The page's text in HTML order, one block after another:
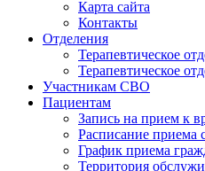
Карта сайта
Контакты
Отделения
Терапевтическое
Терапевтическое
Участникам СВО
Пациентам
Запись на прием к
Расписание приема
График приема
Территория